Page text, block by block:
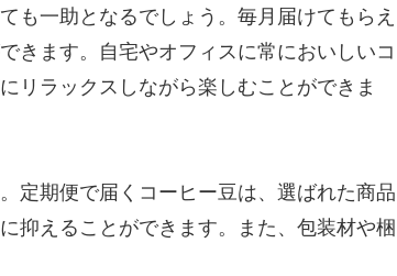
も一助となるでしょう。毎月届けてもらえ
きます。自宅やオフィスに常においしいコ
リラックスしながら楽しむことができま
定期便で届くコーヒー豆は、選ばれた商品
抑えることができます。また、包装材や梱